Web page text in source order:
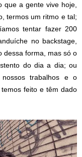
que a gente vive hoje,
termos um ritmo e tal;
tentar fazer 200
no backstage,
dessa forma, mas só o
do dia a dia; ou
trabalhos e o
feito e têm dado